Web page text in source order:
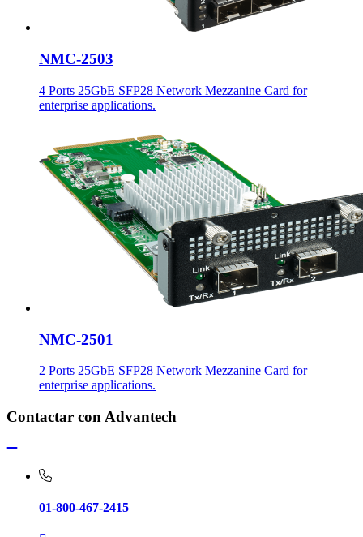
NMC-2503
4 Ports 25GbE SFP28 Network Mezzanine Card for
enterprise applications.
NMC-2501
2 Ports 25GbE SFP28 Network Mezzanine Card for
enterprise applications.
Contactar con Advantech
01-800-467-2415